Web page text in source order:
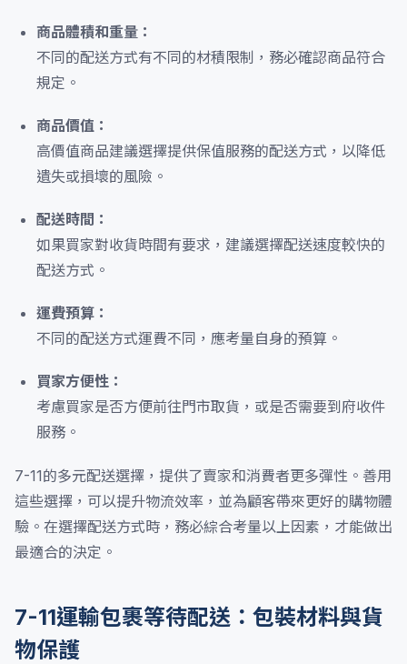
商品體積和重量：
不同的配送方式有不同的材積限制，務必確認商品符合
規定。
商品價值：
高價值商品建議選擇提供保值服務的配送方式，以降低
遺失或損壞的風險。
配送時間：
如果買家對收貨時間有要求，建議選擇配送速度較快的
配送方式。
運費預算：
不同的配送方式運費不同，應考量自身的預算。
買家方便性：
考慮買家是否方便前往門市取貨，或是否需要到府收件
服務。
7-11的多元配送選擇，提供了賣家和消費者更多彈性。善用
這些選擇，可以提升物流效率，並為顧客帶來更好的購物體
驗。在選擇配送方式時，務必綜合考量以上因素，才能做出
最適合的決定。
7-11運輸包裹等待配送：包裝材料與貨
物保護